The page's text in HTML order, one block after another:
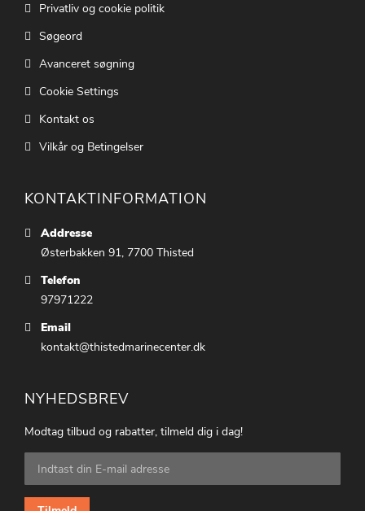
Privatliv og cookie politik
Søgeord
Avanceret søgning
Cookie Settings
Kontakt os
Vilkår og Betingelser
KONTAKTINFORMATION
Addresse
Østerbakken 91, 7700 Thisted
Telefon
97971222
Email
kontakt@thistedmarinecenter.dk
NYHEDSBREV
Modtag tilbud og rabatter, tilmeld dig i dag!
Tilmeld
dig
vores
nyhedsbrev: